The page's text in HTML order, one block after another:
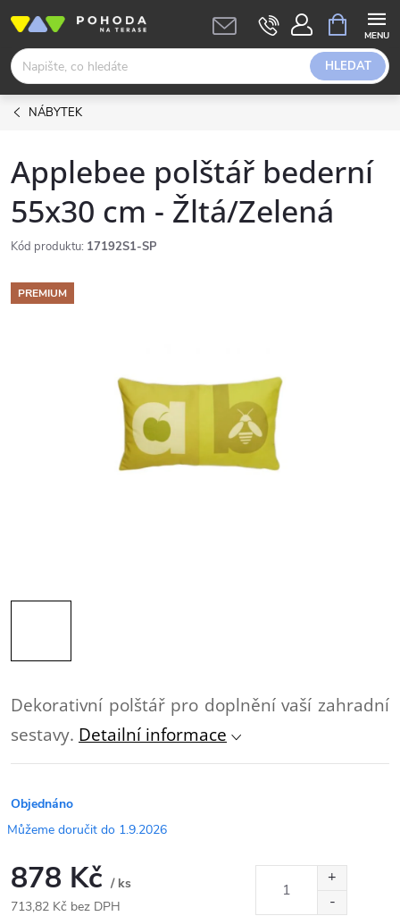
obsah
HLEDAT
NÁKUPNÍ
KOŠÍK
NÁBYTEK
Applebee polštář bederní
55x30 cm - Žltá/Zelená
Kód produktu: 17192S1-SP
PREMIUM
Dekorativní polštář pro doplnění vaší zahradní
sestavy. Detailní informace
Objednáno
1.9.2026
878 Kč / ks
713,82 Kč bez DPH